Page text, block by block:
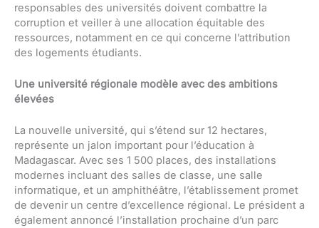
responsables des universités doivent combattre la
corruption et veiller à une allocation équitable des
ressources, notamment en ce qui concerne l’attribution
des logements étudiants.
Une université régionale modèle avec des ambitions
élevées
La nouvelle université, qui s’étend sur 12 hectares,
représente un jalon important pour l’éducation à
Madagascar. Avec ses 1 500 places, des installations
modernes incluant des salles de classe, une salle
informatique, et un amphithéâtre, l’établissement promet
de devenir un centre d’excellence régional. Le président a
également annoncé l’installation prochaine d’un parc